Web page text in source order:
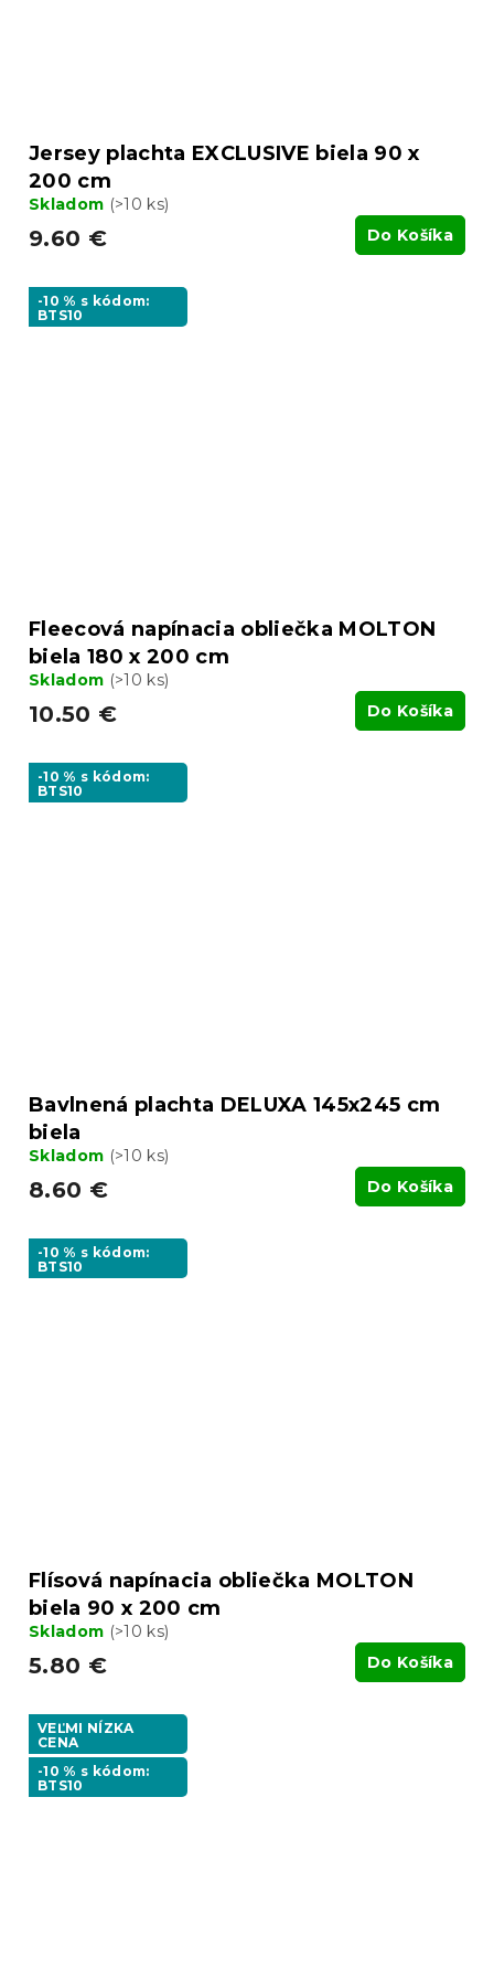
Jersey plachta EXCLUSIVE biela 90 x
200 cm
Skladom (>10 ks)
9.60 € Do Košíka
-10 % s kódom:
BTS10
Fleecová napínacia obliečka MOLTON
biela 180 x 200 cm
Skladom (>10 ks)
10.50 € Do Košíka
-10 % s kódom:
BTS10
Bavlnená plachta DELUXA 145x245 cm
biela
Skladom (>10 ks)
8.60 € Do Košíka
-10 % s kódom:
BTS10
Flísová napínacia obliečka MOLTON
biela 90 x 200 cm
Skladom (>10 ks)
5.80 € Do Košíka
VEĽMI NÍZKA
CENA
-10 % s kódom:
BTS10